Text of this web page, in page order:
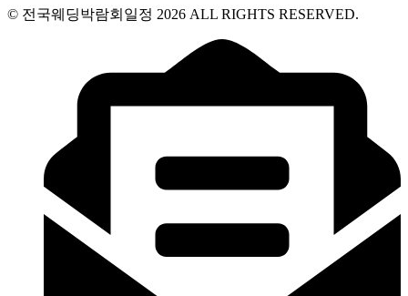
© 전국웨딩박람회일정 2026 ALL RIGHTS RESERVED.